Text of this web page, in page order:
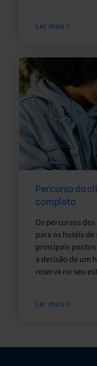
Ler mais
Percurso do
completo
Os percursos
para os hotéis
principais
a decisão de um
reserva no seu
Ler mais